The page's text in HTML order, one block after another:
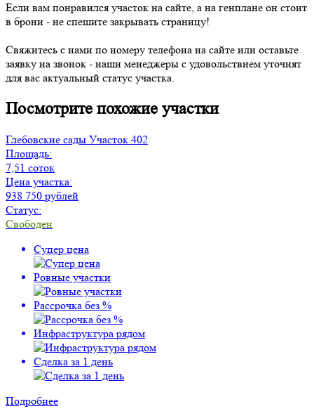
Если вам понравился участок на сайте, а на генплане он стоит
в брони - не спешите закрывать страницу!
Свяжитесь с нами по номеру телефона на сайте или оставьте
заявку на звонок - наши менеджеры с удовольствием уточнят
для вас актуальный статус участка.
Посмотрите похожие участки
Глебовские сады Участок 402
Площадь:
7,51 соток
Цена участка:
938 750 рублей
Статус:
Свободен
Супер цена
Ровные участки
Рассрочка без %
Инфраструктура рядом
Сделка за 1 день
Подробнее